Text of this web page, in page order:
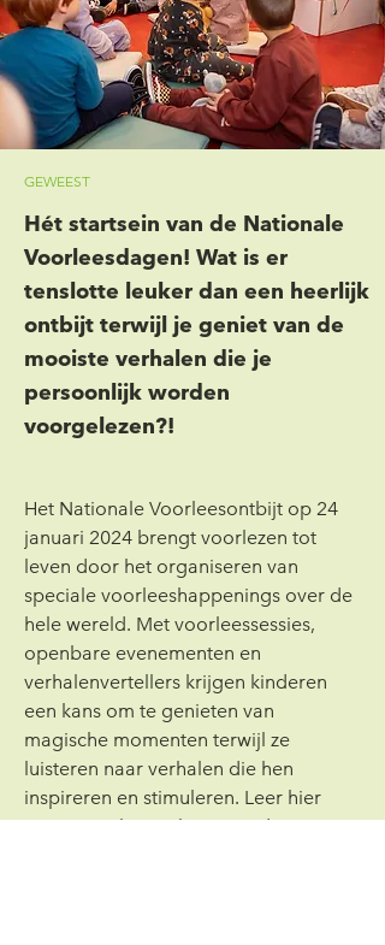
GEWEEST
Hét startsein van de Nationale
Voorleesdagen! Wat is er
tenslotte leuker dan een heerlijk
ontbijt terwijl je geniet van de
mooiste verhalen die je
persoonlijk worden
voorgelezen?!
Het Nationale Voorleesontbijt op 24
januari 2024 brengt voorlezen tot
leven door het organiseren van
speciale voorleeshappenings over de
hele wereld. Met voorleessessies,
openbare evenementen en
verhalenvertellers krijgen kinderen
een kans om te genieten van
magische momenten terwijl ze
luisteren naar verhalen die hen
inspireren en stimuleren. Leer hier
meer over hoe je kunt meedoen aan